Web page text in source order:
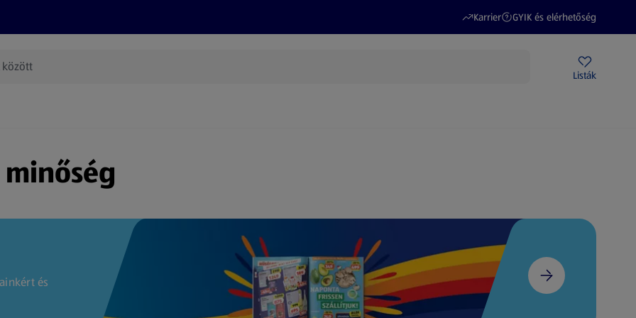
Karrier
(új oldalon nyílik meg)
GYIK és elérhetőség
(új oldalon nyílik meg)
Listák
és